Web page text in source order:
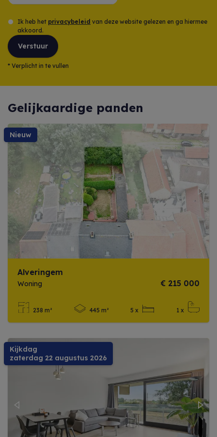
Ik heb het privacybeleid van deze website gelezen en ga hiermee
akkoord.
Verstuur
* Verplicht in te vullen
Gelijkaardige panden
nieuw
Previous Next
Alveringem
Woning € 215 000
238 m² 445 m² 5 x 1 x
Kijkdag
zaterdag 22 augustus 2026
Previous Next